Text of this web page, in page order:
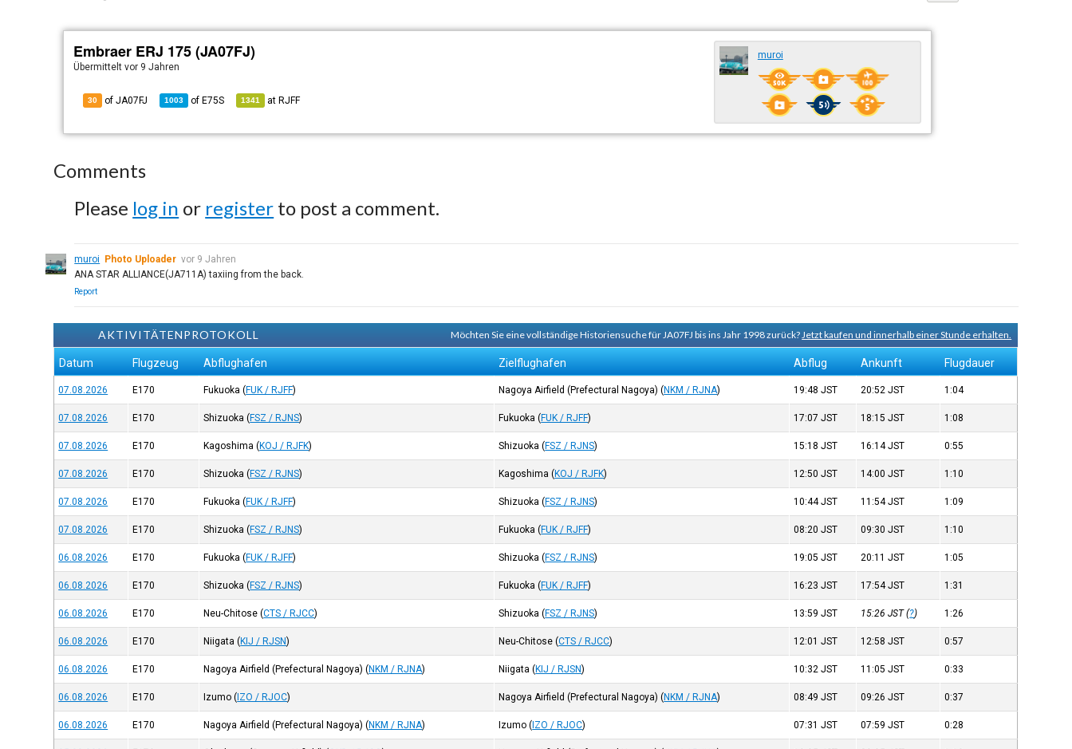
Embraer ERJ 175 (JA07FJ)
Übermitteltvor 9 Jahren
30 of JA07FJ 1003 of E75S 1341 at RJFF
muroi
Comments
Please log in or register to post a comment.
muroi Photo Uploader vor 9 Jahren
ANA STAR ALLIANCE(JA711A) taxiing from the back.
Report
AKTIVITÄTENPROTOKOLL Möchten Sie eine vollständige Historiensuche für JA07FJ bis ins Jahr 1998 zurück?Jetzt kaufen und innerhalb einer Stunde erhalten.
Datum Flugzeug Abflughafen Zielflughafen Abflug Ankunft Flugdauer
07.08.2026 E170 Fukuoka (FUK / RJFF) Nagoya Airfield (Prefectural Nagoya) (NKM / RJNA) 19:48JST 20:52JST 1:04
07.08.2026 E170 Shizuoka (FSZ / RJNS) Fukuoka (FUK / RJFF) 17:07JST 18:15JST 1:08
07.08.2026 E170 Kagoshima (KOJ / RJFK) Shizuoka (FSZ / RJNS) 15:18JST 16:14JST 0:55
07.08.2026 E170 Shizuoka (FSZ / RJNS) Kagoshima (KOJ / RJFK) 12:50JST 14:00JST 1:10
07.08.2026 E170 Fukuoka (FUK / RJFF) Shizuoka (FSZ / RJNS) 10:44JST 11:54JST 1:09
07.08.2026 E170 Shizuoka (FSZ / RJNS) Fukuoka (FUK / RJFF) 08:20JST 09:30JST 1:10
06.08.2026 E170 Fukuoka (FUK / RJFF) Shizuoka (FSZ / RJNS) 19:05JST 20:11JST 1:05
06.08.2026 E170 Shizuoka (FSZ / RJNS) Fukuoka (FUK / RJFF) 16:23JST 17:54JST 1:31
06.08.2026 E170 Neu-Chitose (CTS / RJCC) Shizuoka (FSZ / RJNS) 13:59JST 15:26JST(?) 1:26
06.08.2026 E170 Niigata (KIJ / RJSN) Neu-Chitose (CTS / RJCC) 12:01JST 12:58JST 0:57
06.08.2026 E170 Nagoya Airfield (Prefectural Nagoya) (NKM / RJNA) Niigata (KIJ / RJSN) 10:32JST 11:05JST 0:33
06.08.2026 E170 Izumo ( IZO / RJOC) Nagoya Airfield (Prefectural Nagoya) (NKM / RJNA) 08:49JST 09:26JST 0:37
06.08.2026 E170 Nagoya Airfield (Prefectural Nagoya) (NKM / RJNA) Izumo ( IZO / RJOC) 07:31JST 07:59JST 0:28